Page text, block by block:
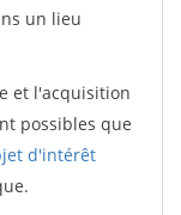
un lieu
et l'acquisition
possibles que
d'intérêt